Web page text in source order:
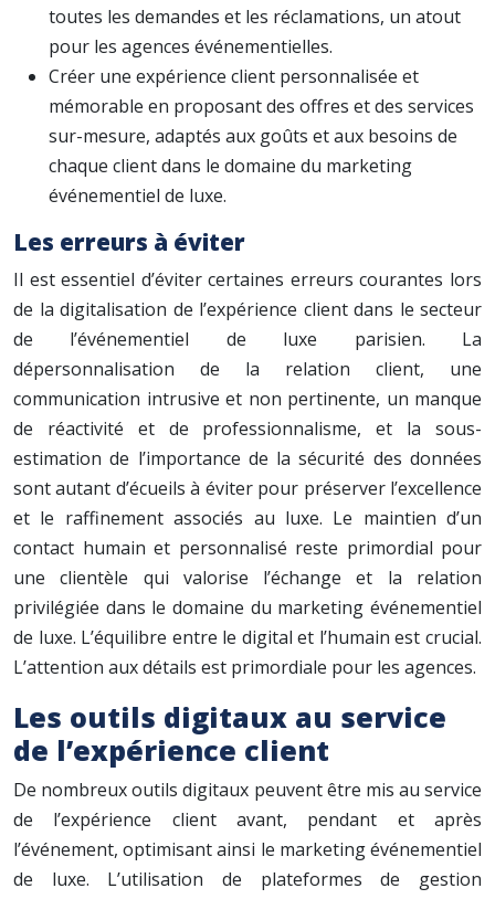
toutes les demandes et les réclamations, un atout
pour les agences événementielles.
Créer une expérience client personnalisée et
mémorable en proposant des offres et des services
sur-mesure, adaptés aux goûts et aux besoins de
chaque client dans le domaine du marketing
événementiel de luxe.
Les erreurs à éviter
Il est essentiel d’éviter certaines erreurs courantes lors
de la digitalisation de l’expérience client dans le secteur
de l’événementiel de luxe parisien. La
dépersonnalisation de la relation client, une
communication intrusive et non pertinente, un manque
de réactivité et de professionnalisme, et la sous-
estimation de l’importance de la sécurité des données
sont autant d’écueils à éviter pour préserver l’excellence
et le raffinement associés au luxe. Le maintien d’un
contact humain et personnalisé reste primordial pour
une clientèle qui valorise l’échange et la relation
privilégiée dans le domaine du marketing événementiel
de luxe. L’équilibre entre le digital et l’humain est crucial.
L’attention aux détails est primordiale pour les agences.
Les outils digitaux au service
de l’expérience client
De nombreux outils digitaux peuvent être mis au service
de l’expérience client avant, pendant et après
l’événement, optimisant ainsi le marketing événementiel
de luxe. L’utilisation de plateformes de gestion